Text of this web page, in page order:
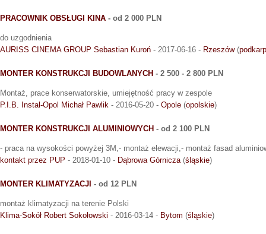
PRACOWNIK OBSŁUGI KINA - od 2 000 PLN
do uzgodnienia
AURISS CINEMA GROUP Sebastian Kuroń - 2017-06-16 - Rzeszów(
MONTER KONSTRUKCJI BUDOWLANYCH - 2 500 - 2 800 PLN
Montaż, prace konserwatorskie, umiejętność pracy w zespole
P.I.B. Instal-Opol Michał Pawlik - 2016-05-20 - Opole (opolskie)
MONTER KONSTRUKCJI ALUMINIOWYCH - od 2 100 PLN
- praca na wysokości powyżej 3M,- montaż elewacji,- montaż fasad
kontakt przez PUP - 2018-01-10 - Dąbrowa Górnicza(śląskie)
MONTER KLIMATYZACJI - od 12 PLN
montaż klimatyzacji na terenie Polski
Klima-Sokół Robert Sokołowski - 2016-03-14 - Bytom (śląskie)